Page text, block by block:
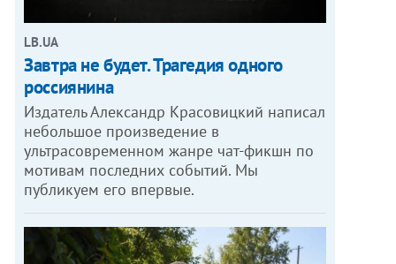
LB.UA
Завтра не будет. Трагедия одного
россиянина
Издатель Александр Красовицкий написал
небольшое произведение в
ультрасовременном жанре чат-фикшн по
мотивам последних событий. Мы
публикуем его впервые.